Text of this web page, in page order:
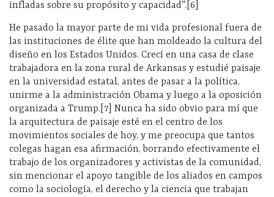
infladas sobre su propósito y capacidad”.[6]
He pasado la mayor parte de mi vida profesional fuera de
las instituciones de élite que han moldeado la cultura del
diseño en los Estados Unidos. Crecí en una casa de clase
trabajadora en la zona rural de Arkansas y estudié paisaje
en la universidad estatal, antes de pasar a la política,
unirme a la administración Obama y luego a la oposición
organizada a Trump.[7] Nunca ha sido obvio para mí que
la arquitectura de paisaje esté en el centro de los
movimientos sociales de hoy, y me preocupa que tantos
colegas hagan esa afirmación, borrando efectivamente el
trabajo de los organizadores y activistas de la comunidad,
sin mencionar el apoyo tangible de los aliados en campos
como la sociología, el derecho y la ciencia que trabajan